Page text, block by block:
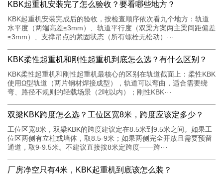
KBK起重机安装完了怎么验收？要看哪些地方？
KBK起重机安装完成后的验收，按检查顺序依次看九个地方：轨道
水平度（两端高差≤3mm）、轨道平行度（双梁方案两主梁间距偏差
≤3mm）、支撑吊点的紧固状态（所有螺栓无松动）···
KBK柔性起重机和刚性起重机到底怎么选？有什么区别？
KBK柔性起重机和刚性起重机最核心的区别在轨道截面上：柔性KBK
使用Ω型轨道（两片钢材焊接成型），轨道可以弯曲，适合需要绕
弯、路径不规则的轻载场景（2吨以内）；刚性KBK···
双梁KBK跨度怎么选？工位区宽8米，跨度应该定多少？
工位区宽8米，双梁KBK的跨度建议定在8.5米到9.5米之间。如果工
位区两侧有立柱或墙体，取8.5-9米；如果两侧完全开放且需要预留
通道，取9-9.5米。不建议直接按8米定跨度——跨···
厂房净空只有4米，KBK起重机到底该怎么装？